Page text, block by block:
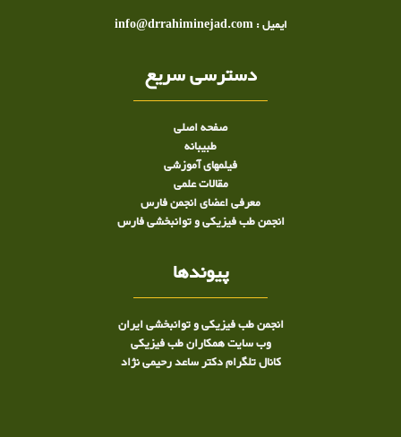
ایمیل : info@drrahiminejad.com
دسترسی سریع
صفحه اصلی
طبيبانه
فیلمهای آموزشی
مقالات علمی
معرفی اعضای انجمن فارس
انجمن طب فیزیکی و توانبخشی فارس
پیوندها
انجمن طب فیزیکی و توانبخشی ایران
وب سایت همکاران طب فیزیکی
کانال تلگرام دکتر ساعد رحیمی نژاد